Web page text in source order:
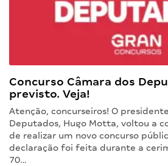
Concurso Câmara dos
previsto. Veja!
Atenção, concurseiros! O
Deputados, Hugo Motta, voltou a
de realizar um novo concurso
declaração foi feita durante a
70…